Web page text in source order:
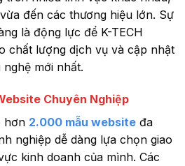
đến các thương hiệu lớn. Sự
là động lực để K-TECH
chất lượng dịch vụ và cập nhật
mới nhất.
Chuyên Nghiệp
hơn 2.000 mẫu website đa
nghiệp dễ dàng lựa chọn giao
kinh doanh của mình. Các